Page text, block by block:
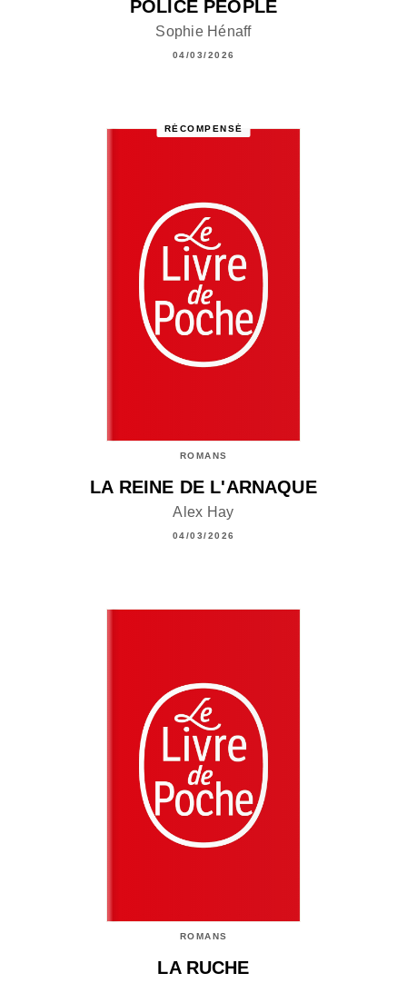
POLICE PEOPLE
Sophie Hénaff
04/03/2026
RÉCOMPENSÉ
ROMANS
LA REINE DE L'ARNAQUE
Alex Hay
04/03/2026
ROMANS
LA RUCHE